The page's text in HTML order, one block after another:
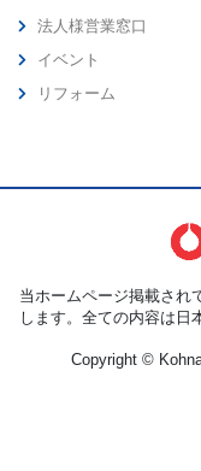
法人様営業窓口
イベント
リフォーム
当ホームページ掲載され
します。全ての内容は日
Copyright ©